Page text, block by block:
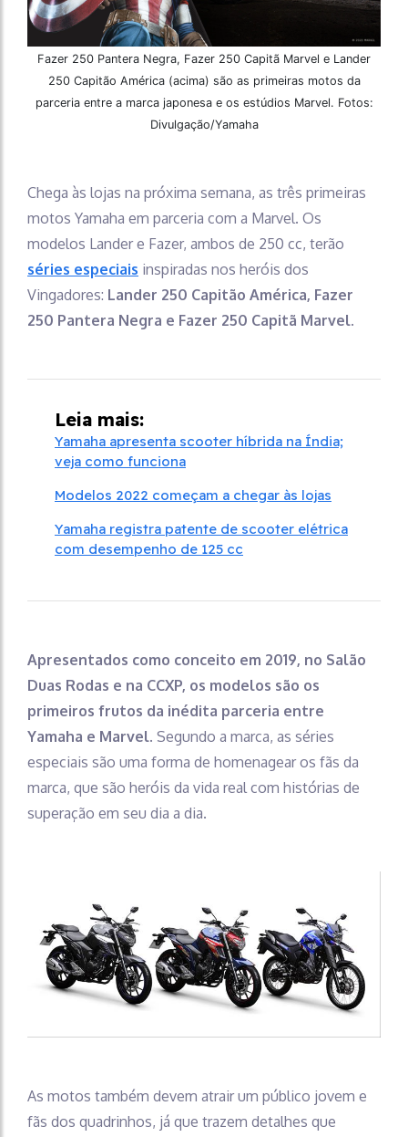
Fazer 250 Pantera Negra, Fazer 250 Capitã Marvel e Lander
250 Capitão América (acima) são as primeiras motos da
parceria entre a marca japonesa e os estúdios Marvel. Fotos:
Divulgação/Yamaha
Chega às lojas na próxima semana, as três primeiras
motos Yamaha em parceria com a Marvel. Os
modelos Lander e Fazer, ambos de 250 cc, terão
séries especiais inspiradas nos heróis dos
Vingadores: Lander 250 Capitão América, Fazer
250 Pantera Negra e Fazer 250 Capitã Marvel.
Leia mais:
Yamaha apresenta scooter híbrida na Índia;
veja como funciona
Modelos 2022 começam a chegar às lojas
Yamaha registra patente de scooter elétrica
com desempenho de 125 cc
Apresentados como conceito em 2019, no Salão
Duas Rodas e na CCXP, os modelos são os
primeiros frutos da inédita parceria entre
Yamaha e Marvel. Segundo a marca, as séries
especiais são uma forma de homenagear os fãs da
marca, que são heróis da vida real com histórias de
superação em seu dia a dia.
As motos também devem atrair um público jovem e
fãs dos quadrinhos, já que trazem detalhes que